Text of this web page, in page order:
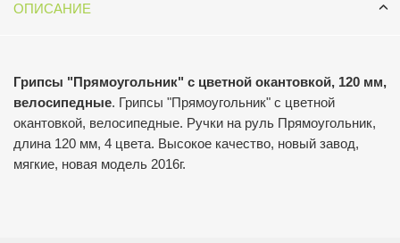
ОПИСАНИЕ
Грипсы "Прямоугольник" с цветной окантовкой, 120 мм,
велосипедные. Грипсы "Прямоугольник" с цветной
окантовкой, велосипедные. Ручки на руль Прямоугольник,
длина 120 мм, 4 цвета. Высокое качество, новый завод,
мягкие, новая модель 2016г.